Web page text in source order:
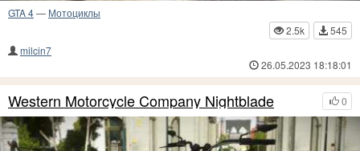
GTA 4— Мотоциклы
2.5k
545
milcin7
26.05.2023 18:18:01
0
Western Motorcycle Company Nightblade